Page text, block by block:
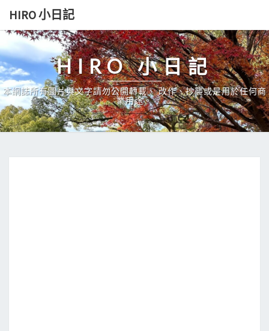
Skip
content
HIRO 小日記
HIRO 小日記
本網誌所有圖片與文字請勿公開轉載、 改作、抄襲或是用於任何商
業用途。